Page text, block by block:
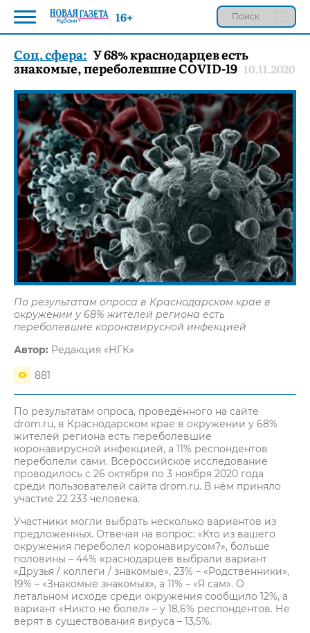
Соц. сфера: У 68% краснодарцев есть
знакомые, переболевшие COVID-19 10.11.2020
По результатам опроса в Краснодарском крае в
окружении у 68% жителей региона есть
переболевшие коронавирусной инфекцией
Автор: Редакция «НГК»
881
По результатам опроса, проведённого на сайте
drom.ru, в Краснодарском крае в окружении у 68%
жителей региона есть переболевшие
коронавирусной инфекцией, а 11% респондентов
переболели сами. Всероссийское исследование
проводилось с 26 октября по 3 ноября 2020 года
среди пользователей сайта drom.ru. В нём приняло
участие 22 233 человека.
Участники могли выбрать несколько вариантов из
предложенных. Отвечая на вопрос: «Кто из вашего
окружения переболел коронавирусом?», больше
половины – 44% краснодарцев выбрали вариант
«Друзья / коллеги / знакомые», 23% – «Родственники»,
19% – «Знакомые знакомых», а 11% – «Я сам». О
летальном исходе среди окружения сообщило 12%, а
вариант «Никто не болел» – у 18,6% респондентов. Не
верят в существования вируса – 13,5%.
16+